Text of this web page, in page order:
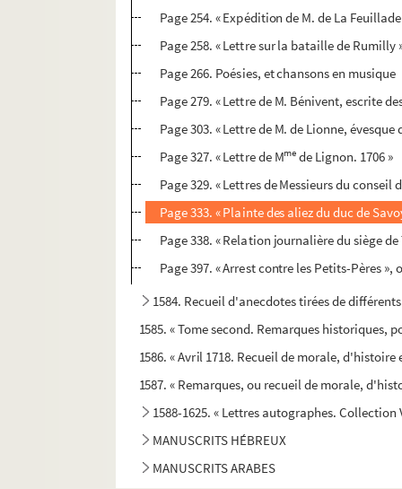
Page 254. « Expédition de M. de La
Page 258. « Lettre sur la bataille de Rumilly
Page 266. Poésies, et chansons en musique
Page 279. « Lettre de M. Bénivent, escrite
Page 303. « Lettre de M. de Lionne,
Page 327. « Lettre de Mme de Lignon. 1706 »
Page 329. « Lettres de Messieurs du conseil
Page 333. « Plainte des aliez du duc de
Page 338. « Relation journalière du siège
Page 397. « Arrest contre les Petits-Pères
1584. Recueil d'anecdotes tirées de
1585. « Tome second. Remarques historiques,
1586. « Avril 1718. Recueil de morale,
1587. « Remarques, ou recueil de morale,
1588-1625. « Lettres autographes.
MANUSCRITS HÉBREUX
MANUSCRITS ARABES